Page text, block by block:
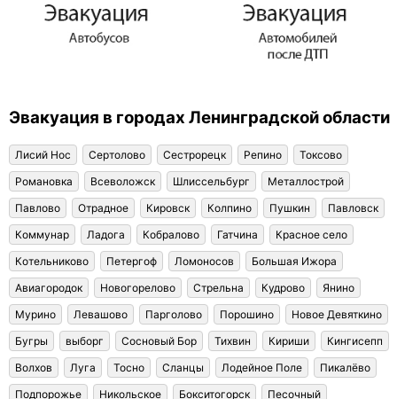
Эвакуация в городах Ленинградской области
Лисий Нос Сертолово Сестрорецк Репино
Токсово
Романовка
Всеволожск Шлиссельбург
Металлострой
Павлово
Отрадное Кировск Колпино Пушкин
Павловск
Коммунар
Ладога Кобралово Гатчина
Красное село
Котельниково
Петергоф Ломоносов
Большая Ижора
Авиагородок
Новогорелово Стрельна Кудрово
Янино
Мурино
Левашово Парголово Порошино
Новое Девяткино
Бугры
выборг Сосновый Бор Тихвин Кириши
Кингисепп
Волхов
Луга Тосно Сланцы Лодейное Поле
Пикалёво
Подпорожье
Никольское Бокситогорск Песочный